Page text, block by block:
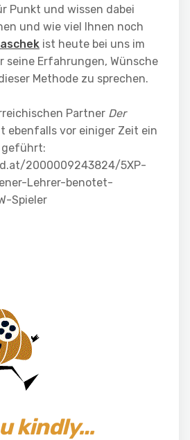
Punkt und wissen dabei
und wie viel Ihnen noch
ist heute bei uns im
seine Erfahrungen, Wünsche
Methode zu sprechen.
Partner Der
ebenfalls vor einiger Zeit ein
geführt:
2000009243824/5XP-
Lehrer-benotet-
Spieler
kindly…